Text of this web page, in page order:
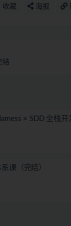
收藏 海报
结
× SDD 全栈开
课（完结）